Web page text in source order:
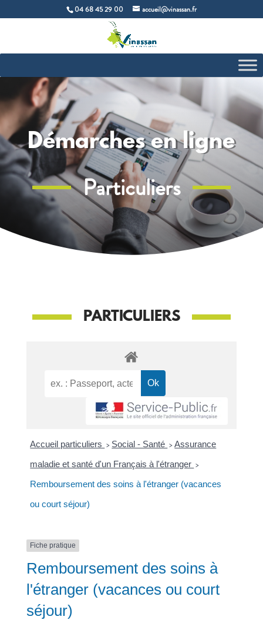
04 68 45 29 00 accueil@vinassan.fr
Démarches en ligne
Particuliers
PARTICULIERS
Accueil particuliers > Social - Santé > Assurance
maladie et santé d'un Français à l'étranger >
Remboursement des soins à l'étranger (vacances
ou court séjour)
Fiche pratique
Remboursement des soins à
l'étranger (vacances ou court
séjour)